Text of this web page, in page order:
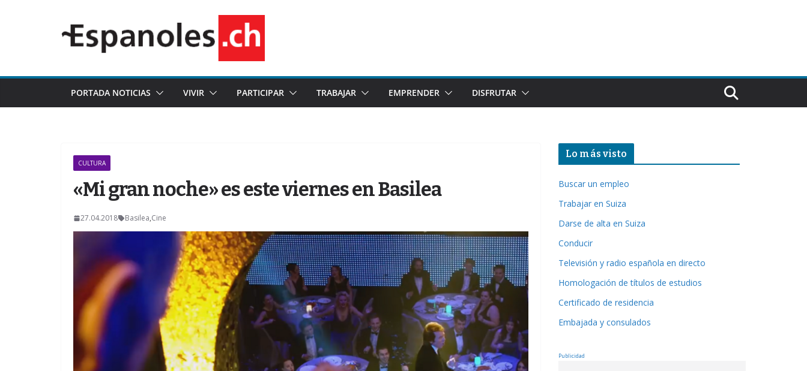
PORTADA NOTICIAS VIVIR PARTICIPAR TRABAJAR EMPRENDER DISFRUTAR
CULTURA
«Mi gran noche» es este viernes en Basilea
27.04.2018 Basilea,Cine
Lo más visto
Buscar un empleo
Trabajar en Suiza
Darse de alta en Suiza
Conducir
Televisión y radio española en directo
Homologación de títulos de estudios
Certificado de residencia
Embajada y consulados
Publicidad